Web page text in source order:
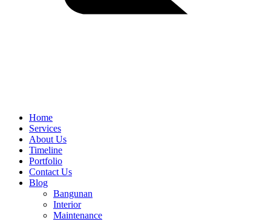
Home
Services
About Us
Timeline
Portfolio
Contact Us
Blog
Bangunan
Interior
Maintenance